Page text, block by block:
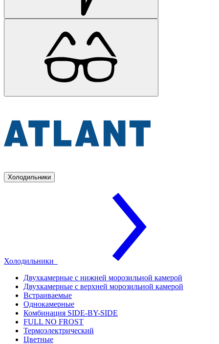
Холодильники
Холодильники
Двухкамерные с нижней морозильной камерой
Двухкамерные с верхней морозильной камерой
Встраиваемые
Однокамерные
Комбинация SIDE-BY-SIDE
FULL NO FROST
Термоэлектрический
Цветные